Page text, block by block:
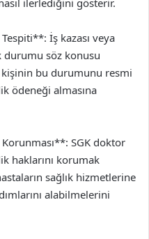
ilerlediğini gösterir.
İş kazası veya
durumu söz konusu
bu durumunu resmi
ödeneği almasına
SGK doktor
haklarını korumak
sağlık hizmetlerine
alabilmelerini